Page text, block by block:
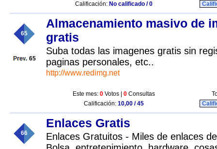
Calificación: No calificado / 0
65
65
Almacenamiento masivo de
gratis
Suba todas las imagenes gratis sin
paginas personales, etc..
http://www.redimg.net
Este mes: 0 Votos | 0 Consultas
Calificación: 10,00 / 45
66
Enlaces Gratis
Enlaces Gratuitos - Miles de enlaces